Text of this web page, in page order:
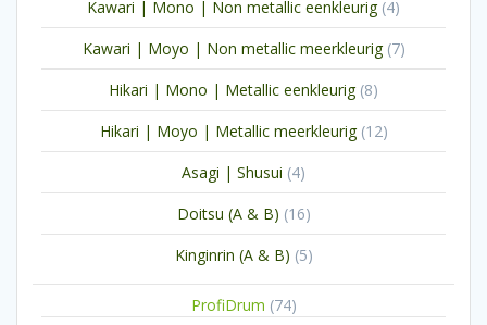
Kawari | Mono | Non metallic eenkleurig 44
producten
Kawari | Moyo | Non metallic meerkleurig 77
producten
Hikari | Mono | Metallic eenkleurig 88
producten
Hikari | Moyo | Metallic meerkleurig 1212
producten
Asagi | Shusui 44
producten
Doitsu (A & B) 1616
producten
Kinginrin (A & B) 55
ProfiDrum 7474